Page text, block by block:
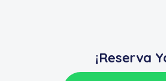
¡Reserva